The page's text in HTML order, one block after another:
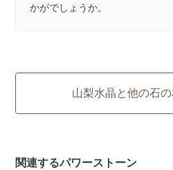
かがでしょうか。
山梨水晶と他の石
関連するパワーストーン